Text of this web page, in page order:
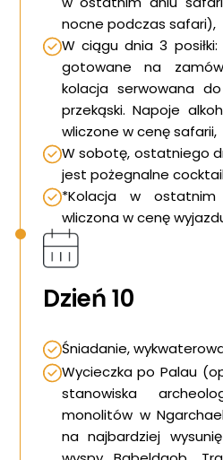
nocne podczas safari),
W ciągu dnia 3
gotowane na
kolacja serwowana
przekąski. Napoje
wliczone w cenę safarii,
W sobotę, ostatniego
jest pożegnalne
*Kolacja w
wliczona w cenę
Dzień 10
Śniadanie,
Wycieczka po Palau
stanowiska
monolitów w
na najbardziej